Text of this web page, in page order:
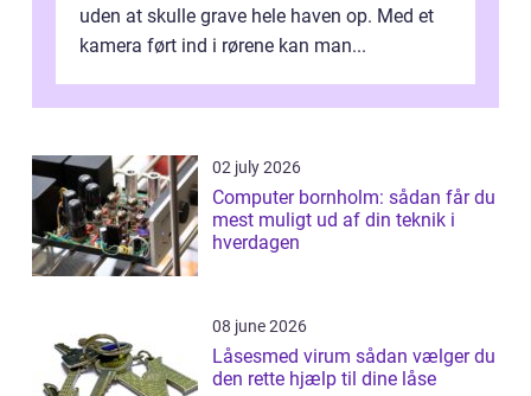
uden at skulle grave hele haven op. Med et
kamera ført ind i rørene kan man...
02 july 2026
Computer bornholm: sådan får du
mest muligt ud af din teknik i
hverdagen
08 june 2026
Låsesmed virum sådan vælger du
den rette hjælp til dine låse